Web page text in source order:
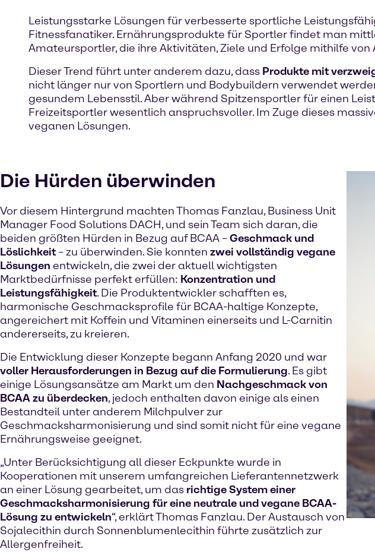
Leistungsstarke Lösungen für verbesserte sportliche
Fitnessfanatiker. Ernährungsprodukte für Sportler findet man
Amateursportler, die ihre Aktivitäten, Ziele und Erfolge mithilfe
Dieser Trend führt unter anderem dazu, dass Produkte mit
nicht länger nur von Sportlern und Bodybuildern verwendet
gesundem Lebensstil. Aber während Spitzensportler für einen
Freizeitsportler wesentlich anspruchsvoller. Im Zuge dieses
veganen Lösungen.
Die Hürden überwinden
Vor diesem Hintergrund machten Thomas Fanzlau, Business Unit
Manager Food Solutions DACH, und sein Team sich daran, die
beiden größten Hürden in Bezug auf BCAA –Geschmack und
Löslichkeit– zu überwinden. Sie konnten zwei vollständig vegane
Lösungen entwickeln, die zwei der aktuell wichtigsten
Marktbedürfnisse perfekt erfüllen: Konzentration und
Leistungsfähigkeit. Die Produktentwickler schafften es,
harmonische Geschmacksprofile für BCAA-haltige Konzepte,
angereichert mit Koffein und Vitaminen einerseits und L-Carnitin
andererseits, zu kreieren.
Die Entwicklung dieser Konzepte begann Anfang 2020 und war
voller Herausforderungen in Bezug auf die Formulierung. Es gibt
einige Lösungsansätze am Markt um den Nachgeschmack von
BCAA zu überdecken, jedoch enthalten davon einige als einen
Bestandteil unter anderem Milchpulver zur
Geschmacksharmonisierung und sind somit nicht für eine vegane
Ernährungsweise geeignet.
„Unter Berücksichtigung all dieser Eckpunkte wurde in
Kooperationen mit unserem umfangreichen Lieferantennetzwerk
an einer Lösung gearbeitet, um das richtige System einer
Geschmacksharmonisierung für eine neutrale und vegane BCAA-
Lösung zu entwickeln“, erklärt Thomas Fanzlau. Der Austausch von
Sojalecithin durch Sonnenblumenlecithin führte zusätzlich zur
Allergenfreiheit.